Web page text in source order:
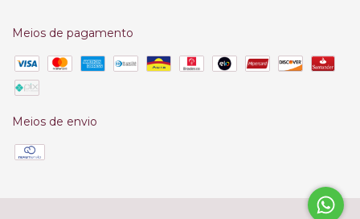
Meios de pagamento
Meios de envio